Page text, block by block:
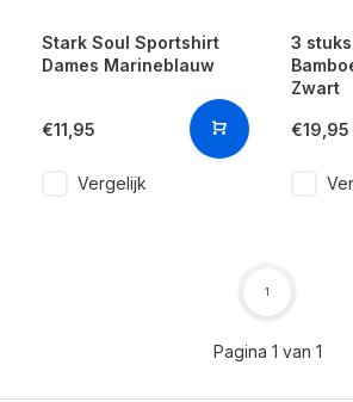
Stark Soul Sportshirt
Dames Marineblauw
€11,95
Vergelijk
3
Zwart
€19,95
Pagina 1 van 1
1